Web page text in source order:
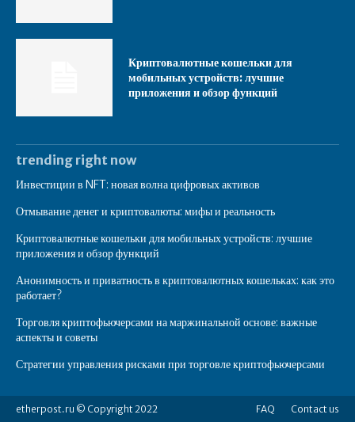
Криптовалютные кошельки для
мобильных устройств: лучшие
приложения и обзор функций
trending right now
Инвестиции в NFT: новая волна цифровых активов
Отмывание денег и криптовалюты: мифы и реальность
Криптовалютные кошельки для мобильных устройств: лучшие
приложения и обзор функций
Анонимность и приватность в криптовалютных кошельках: как это
работает?
Торговля криптофьючерсами на маржинальной основе: важные
аспекты и советы
Стратегии управления рисками при торговле криптофьючерсами
etherpost.ru © Copyright 2022 FAQ Contact us